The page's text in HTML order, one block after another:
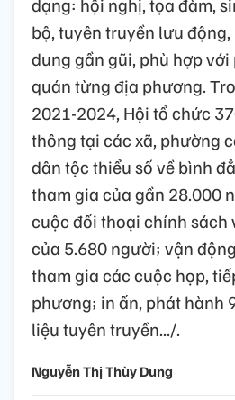
bộ, tuyên truyền lưu
dung gần gũi, phù hợp
quán từng địa phương.
2021-2024, Hội tổ chức
thông tại các xã, phường
dân tộc thiểu số về bình
tham gia của gần 28.000
cuộc đối thoại chính sách
của 5.680 người; vận
tham gia các cuộc họp,
phương; in ấn, phát hành
liệu tuyên truyền.../.
Nguyễn Thị Thùy Dung